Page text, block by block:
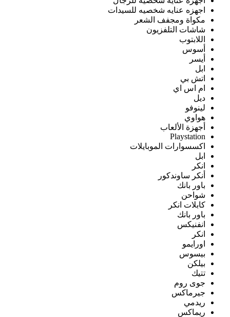
اجهزه عنايه شخصيه للسيدات
مكواة ومجفف الشعر
شاشات التلفزيون
اللابتوب
أسوس
أيسر
ابل
اتش بي
ام اس اي
ديل
لينوفو
هواوي
أجهزة الألعاب
Playstation
اكسسوارات الموبايلات
ابل
انكر
أنكر ساوندكور
باور بانك
شواحن
كابلات انكر
باور بانك
انفنيكس
انكر
اورايمو
بيسوس
بيلكن
تتيك
جوى روم
جيرماكس
ريدمي
ريماكس